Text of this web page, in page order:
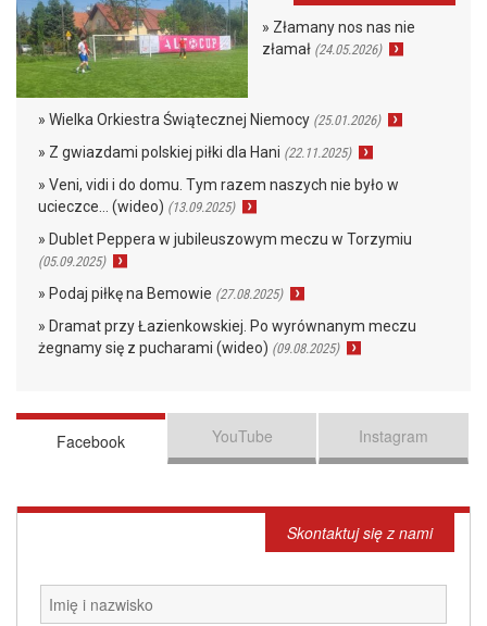
» Złamany nos nas nie
złamał (24.05.2026)
» Wielka Orkiestra Świątecznej Niemocy (25.01.2026)
» Z gwiazdami polskiej piłki dla Hani (22.11.2025)
» Veni, vidi i do domu. Tym razem naszych nie było w
ucieczce… (wideo) (13.09.2025)
» Dublet Peppera w jubileuszowym meczu w Torzymiu
(05.09.2025)
» Podaj piłkę na Bemowie (27.08.2025)
» Dramat przy Łazienkowskiej. Po wyrównanym meczu
żegnamy się z pucharami (wideo) (09.08.2025)
Facebook YouTube Instagram
Skontaktuj się z nami